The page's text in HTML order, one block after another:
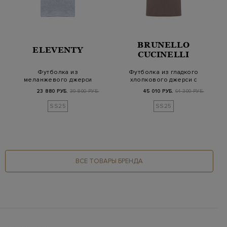
ELEVENTY
Футболка из
меланжевого джерси
отделкой…
23 880 РУБ. 39 800 РУБ.
SS25
BRUNELLO
CUCINELLI
Футболка из гладкого
хлопкового джерси с
45 010 РУБ. 64 300 РУБ.
SS25
ВСЕ ТОВАРЫ БРЕНДА